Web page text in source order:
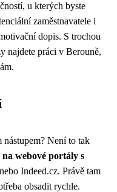
u kterých byste
zaměstnavatele i
dopis. S trochou
najdete práci v Berouně,
Není to tak
na webové portály s
Indeed.cz. Právě tam
obsadit rychle.